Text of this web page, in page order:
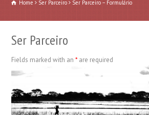
Home Ser Parceiro Ser Parceiro – Formulário
Ser Parceiro
Fields marked with an* are required